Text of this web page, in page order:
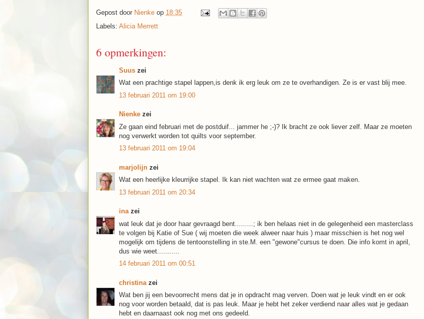
Gepost door Nienke op 18:35
Labels: Alicia Merrett
6 opmerkingen:
Suus zei
Wat een prachtige stapel lappen,is denk ik erg leuk om ze te overhandigen. Ze is er vast blij mee.
13 februari 2011 om 19:00
Nienke zei
Ze gaan eind februari met de postduif... jammer he ;-)? Ik bracht ze ook liever zelf. Maar ze moeten
nog verwerkt worden tot quilts voor september.
13 februari 2011 om 19:04
marjolijn zei
Wat een heerlijke kleurrijke stapel. Ik kan niet wachten wat ze ermee gaat maken.
13 februari 2011 om 20:34
inazei
wat leuk dat je door haar gevraagd bent.........; ik ben helaas niet in de gelegenheid een masterclass
te volgen bij Katie of Sue ( wij moeten die week alweer naar huis ) maar misschien is het nog wel
mogelijk om tijdens de tentoonstelling in ste.M. een "gewone"cursus te doen. Die info komt in april,
dus wie weet...........
14 februari 2011 om 00:51
christina zei
Wat ben jij een bevoorrecht mens dat je in opdracht mag verven. Doen wat je leuk vindt en er ook
nog voor worden betaald, dat is pas leuk. Maar je hebt het zeker verdiend naar alles wat je gedaan
hebt en daarnaast ook nog met ons gedeeld.